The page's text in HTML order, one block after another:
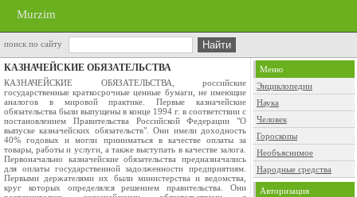
Murzim
поиск по сайту
КАЗНАЧЕЙСКИЕ ОБЯЗАТЕЛЬСТВА
КАЗНАЧЕЙСКИЕ ОБЯЗАТЕЛЬСТВА, российские
государственные краткосрочные ценные бумаги, не имеющие
аналогов в мировой практике. Первые казначейские
обязательства были выпущены в конце 1994 г. в соответствии с
постановлением Правительства Российской Федерации "О
выпуске казначейских обязательств". Они имели доходность
40% годовых и могли приниматься в качестве оплаты за
товары, работы и услуги, а также выступать в качестве залога.
Первоначально казначейские обязательства предназначались
для оплаты государственной задолженности предприятиям.
Первыми держателями их были министерства и ведомства,
круг которых определялся решением правительства. Они
Меню
Энциклопедии
Наука
Человек
Гороскопы
Необъяснимое
Народные средства
Авторизация